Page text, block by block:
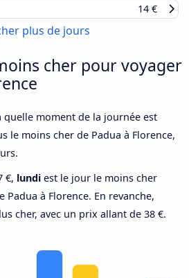
14 €
plus de jours
cher pour voyager
quelle moment de la journée est
le moins cher de Padua à Florence,
€, lundi est le jour le moins cher
Padua à Florence. En revanche,
cher, avec un prix allant de 38 €.